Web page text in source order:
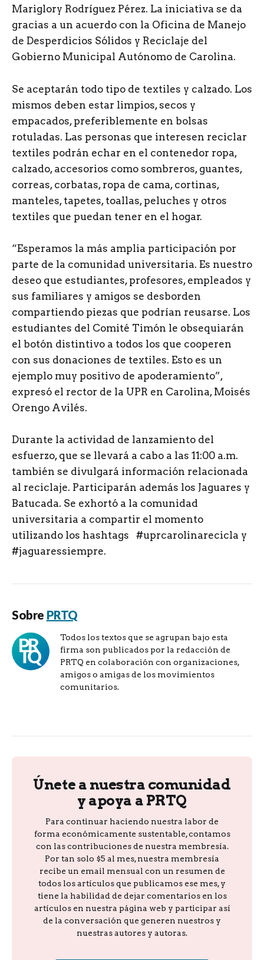
Mariglory Rodríguez Pérez. La iniciativa se da
gracias a un acuerdo con la Oficina de Manejo
de Desperdicios Sólidos y Reciclaje del
Gobierno Municipal Autónomo de Carolina.
Se aceptarán todo tipo de textiles y calzado. Los
mismos deben estar limpios, secos y
empacados, preferiblemente en bolsas
rotuladas. Las personas que interesen reciclar
textiles podrán echar en el contenedor ropa,
calzado, accesorios como sombreros, guantes,
correas, corbatas, ropa de cama, cortinas,
manteles, tapetes, toallas, peluches y otros
textiles que puedan tener en el hogar.
“Esperamos la más amplia participación por
parte de la comunidad universitaria. Es nuestro
deseo que estudiantes, profesores, empleados y
sus familiares y amigos se desborden
compartiendo piezas que podrían reusarse. Los
estudiantes del Comité Timón le obsequiarán
el botón distintivo a todos los que cooperen
con sus donaciones de textiles. Esto es un
ejemplo muy positivo de apoderamiento”,
expresó el rector de la UPR en Carolina, Moisés
Orengo Avilés.
Durante la actividad de lanzamiento del
esfuerzo, que se llevará a cabo a las 11:00 a.m.
también se divulgará información relacionada
al reciclaje. Participarán además los Jaguares y
Batucada. Se exhortó a la comunidad
universitaria a compartir el momento
utilizando los hashtags #uprcarolinarecicla y
#jaguaressiempre.
Sobre PRTQ
Todos los textos que se agrupan bajo esta
firma son publicados por la redacción de
PRTQ en colaboración con organizaciones,
amigos o amigas de los movimientos
comunitarios.
Únete a nuestra comunidad
y apoya a PRTQ
Para continuar haciendo nuestra labor de
forma económicamente sustentable, contamos
con las contribuciones de nuestra membresía.
Por tan solo $5 al mes, nuestra membresía
recibe un email mensual con un resumen de
todos los artículos que publicamos ese mes, y
tiene la habilidad de dejar comentarios en los
artículos en nuestra página web y participar así
de la conversación que generen nuestros y
nuestras autores y autoras.